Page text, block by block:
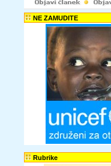
NE ZAMUDITE
Rubrike